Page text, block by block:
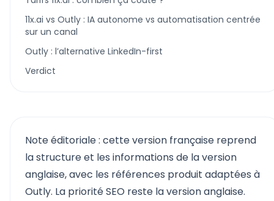
11x.ai vs Outly : IA autonome vs automatisation centrée
sur un canal
Outly : l’alternative LinkedIn-first
Verdict
Note éditoriale : cette version française reprend
la structure et les informations de la version
anglaise, avec les références produit adaptées à
Outly. La priorité SEO reste la version anglaise.